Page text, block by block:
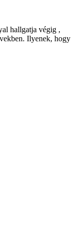
hallgatja végig ,
Ilyenek, hogy